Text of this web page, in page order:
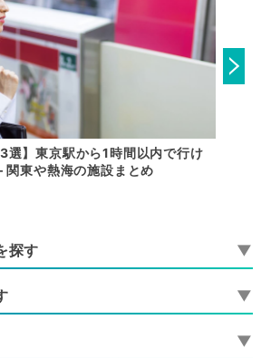
選】東京駅から1時間以内で行け
関東や熱海の施設まとめ
探す